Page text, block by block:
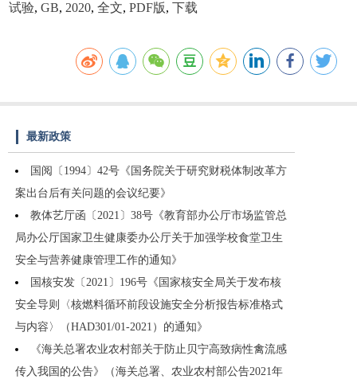
试验,GB,2020,全文,PDF版,下载
最新政策
国阅〔1994〕42号《国务院关于研究财税体制改革方
案出台后有关问题的会议纪要》
教体艺厅函〔2021〕38号《教育部办公厅市场监管总
局办公厅国家卫生健康委办公厅关于加强学校食堂卫生
安全与营养健康管理工作的通知》
国核安发〔2021〕196号《国家核安全局关于发布核
安全导则〈核燃料循环前段设施安全分析报告标准格式
与内容〉（HAD301/01-2021）的通知》
《海关总署农业农村部关于防止贝宁高致病性禽流感
传入我国的公告》（海关总署、农业农村部公告2021年